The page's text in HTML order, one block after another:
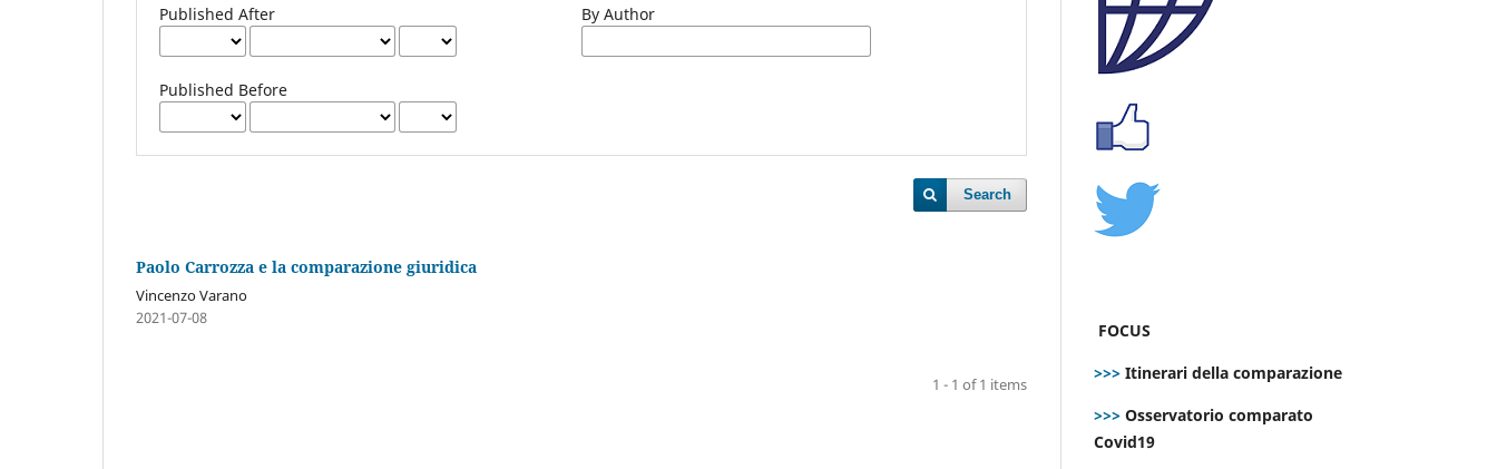
Published After
Published Before
By Author
Search
Paolo Carrozza e la comparazione giuridica
Vincenzo Varano
2021-07-08
1 - 1 of 1 items
FOCUS
>>> Itinerari della comparazione
>>> Osservatorio comparato
Covid19